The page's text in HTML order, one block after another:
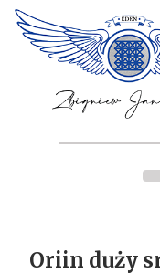
Oriin duży